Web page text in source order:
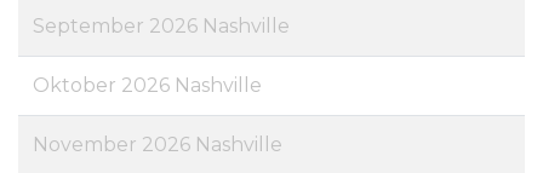
September 2026 Nashville
Oktober 2026 Nashville
November 2026 Nashville